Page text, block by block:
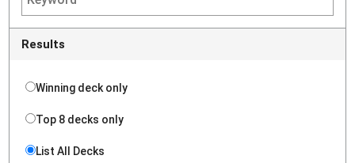
Results
Winning deck only
Top 8 decks only
List All Decks